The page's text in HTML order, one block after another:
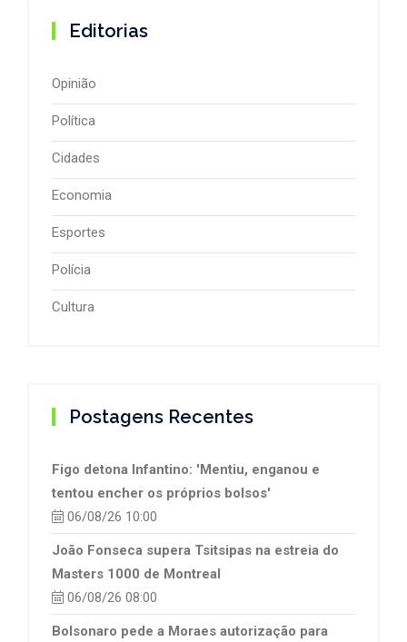
Editorias
Opinião
Política
Cidades
Economia
Esportes
Polícia
Cultura
Postagens Recentes
Figo detona Infantino: 'Mentiu, enganou e
tentou encher os próprios bolsos'
06/08/26 10:00
João Fonseca supera Tsitsipas na estreia do
Masters 1000 de Montreal
06/08/26 08:00
Bolsonaro pede a Moraes autorização para